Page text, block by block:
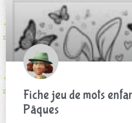
Fiche jeu de mots
Pâques